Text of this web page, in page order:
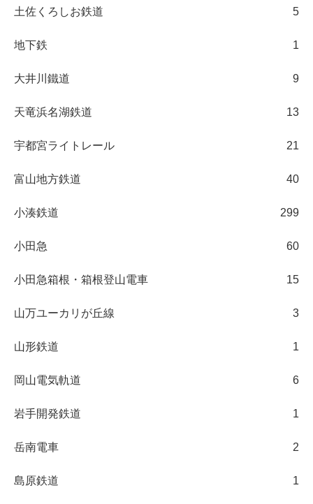
土佐くろしお鉄道 5
地下鉄 1
大井川鐵道 9
天竜浜名湖鉄道 13
宇都宮ライトレール 21
富山地方鉄道 40
小湊鉄道 299
小田急 60
小田急箱根・箱根登山電車 15
山万ユーカリが丘線 3
山形鉄道 1
岡山電気軌道 6
岩手開発鉄道 1
岳南電車 2
島原鉄道 1